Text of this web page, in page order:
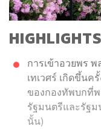
HIGHLIGHTS
การเข้าอวยพร
เทเวศร์ เกิดขึ้นค
ของกองทัพบกที่
รัฐมนตรีและรัฐม
นั้น)